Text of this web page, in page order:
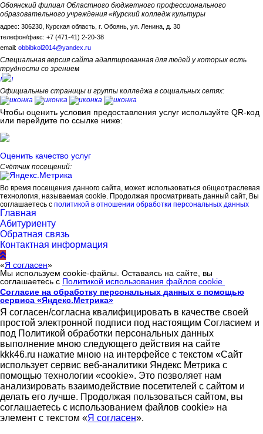
Обоянский филиал Областного бюджетного профессионального
образовательного учреждения «Курский колледж культуры
адрес: 306230, Курская область, г. Обоянь, ул. Ленина, д. 30
телефон/факс: +7 (471-41) 2-20-38
email: obbibkol2014@yandex.ru
Специальная версия сайта адаптированная для людей у которых есть
трудности со зрением
!
!
Официальные страницы и группы колледжа в социальных сетях:
Чтобы оценить условия предоставления услуг используйте QR-код
или перейдите по ссылке ниже:
Оценить качество услуг
Счётчик посещений:
Во время посещения данного сайта, может использоваться общеотраслевая
технология, называемая cookie. Продолжая просматривать данный сайт, Вы
соглашаетесь с политикой в отношении обработки персональных данных
Главная
Абитуриенту
Обратная связь
Контактная информация
«Я согласен»
Мы используем cookie-файлы. Оставаясь на сайте, вы
соглашаетесь с Политикой использования файлов cookie
Согласие на обработку персональных данных с помощью
сервиса «Яндекс.Метрика»
Я согласен/согласна квалифицировать в качестве своей
простой электронной подписи под настоящим Согласием и
под Политикой обработки персональных данных
выполнение мною следующего действия на сайте
kkk46.ru нажатие мною на интерфейсе с текстом «Сайт
использует сервис веб-аналитики Яндекс Метрика с
помощью технологии «cookie». Это позволяет нам
анализировать взаимодействие посетителей с сайтом и
делать его лучше. Продолжая пользоваться сайтом, вы
соглашаетесь с использованием файлов cookie» на
элемент с текстом «Я согласен».